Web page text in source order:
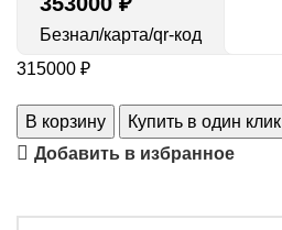
Безнал/карта/qr-код
315000 ₽
В корзину
Купить в один клик
Добавить в избранное